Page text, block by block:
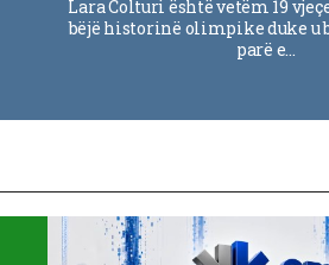
Lara Colturi është vetëm 19
bëjë historinë olimpike duke u
parë e…